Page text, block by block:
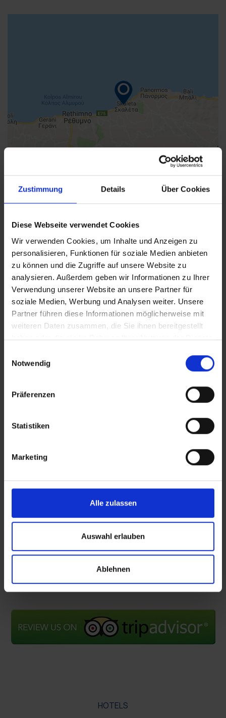
Zustimmung Details Über Cookies
Diese Webseite verwendet Cookies
Wir verwenden Cookies, um Inhalte und Anzeigen zu
personalisieren, Funktionen für soziale Medien anbieten
zu können und die Zugriffe auf unsere Website zu
analysieren. Außerdem geben wir Informationen zu Ihrer
Verwendung unserer Website an unsere Partner für
soziale Medien, Werbung und Analysen weiter. Unsere
Partner führen diese Informationen möglicherweise mit
weiteren Daten zusammen, die Sie ihnen bereitgestellt
haben oder die sie im Rahmen Ihrer Nutzung der Dienste
Notwendig
Präferenzen
Statistiken
Marketing
Alle zulassen
Auswahl erlauben
Ablehnen
FINDEN SIE UNS
KONTAKT
KONTAKTINFORMATION
Subscribe to our Newsletter to be the first to get our
I have read & agree to thePrivacy policy
HOTELS